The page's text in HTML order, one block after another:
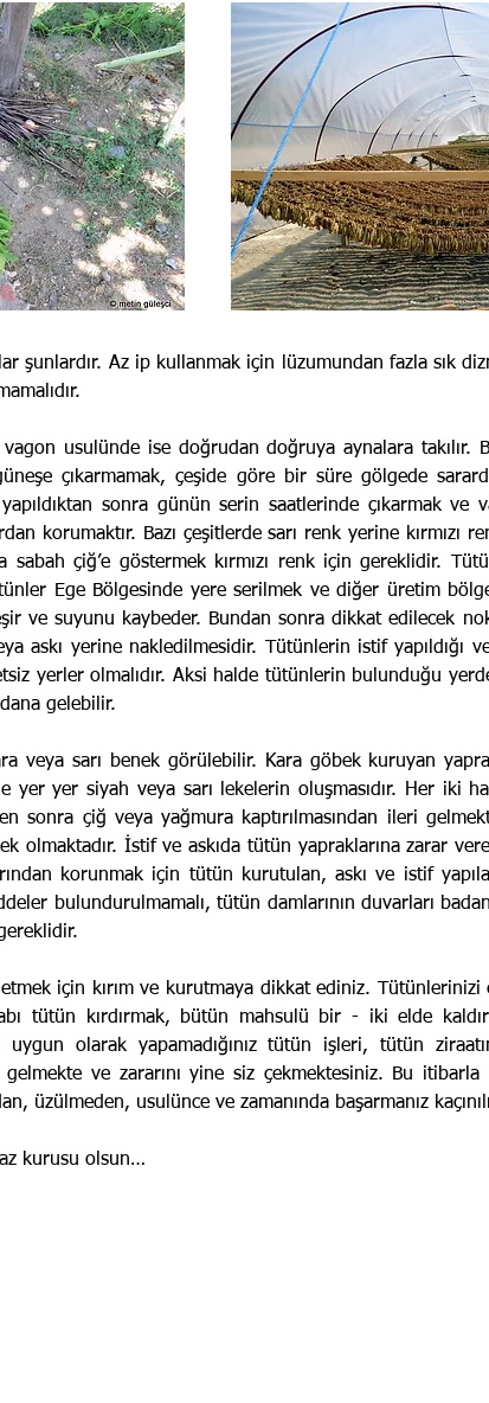
şunlardır. Az ip kullanmak için lüzumundan fazla sık
usulünde ise doğ­rudan doğruya aynalara takılır.
çıkarmamak, çeşide göre bir süre gölgede
sonra günün serin saatlerinde çıkarmak ve
korumaktır. Bazı çeşitlerde sarı renk yerine
çiğ’e göstermek kırmızı renk için gereklidir.
Ege Bölgesinde yere serilmek ve diğer üretim
ve suyunu kaybeder. Bundan sonra dikkat edilecek
askı yerine nakledilmesidir. Tütünlerin istif yapıldığı
yerler olmalıdır. Aksi halde tütünlerin bulunduğu
gelebilir.
veya sarı benek görülebilir. Kara göbek kuruyan
yer yer siyah veya sarı lekelerin oluşmasıdır. Her iki
sonra çiğ veya yağmura kaptırılmasından ileri
olmaktadır. İstif ve askıda tütün yapraklarına zarar
korunmak için tütün kurutulan, askı ve istif
bulundurulmamalı, tütün damlarının duvarları
için kırım ve kurutmaya dikkat ediniz. Tütünlerinizi
tütün kırdırmak, bütün mahsulü bir - iki elde
olarak yapamadığınız tütün işleri, tütün
ve zararını yine siz çekmek­tesiniz. Bu itibarla
üzülmeden, usulünce ve zamanında başarmanız
kurusu olsun…